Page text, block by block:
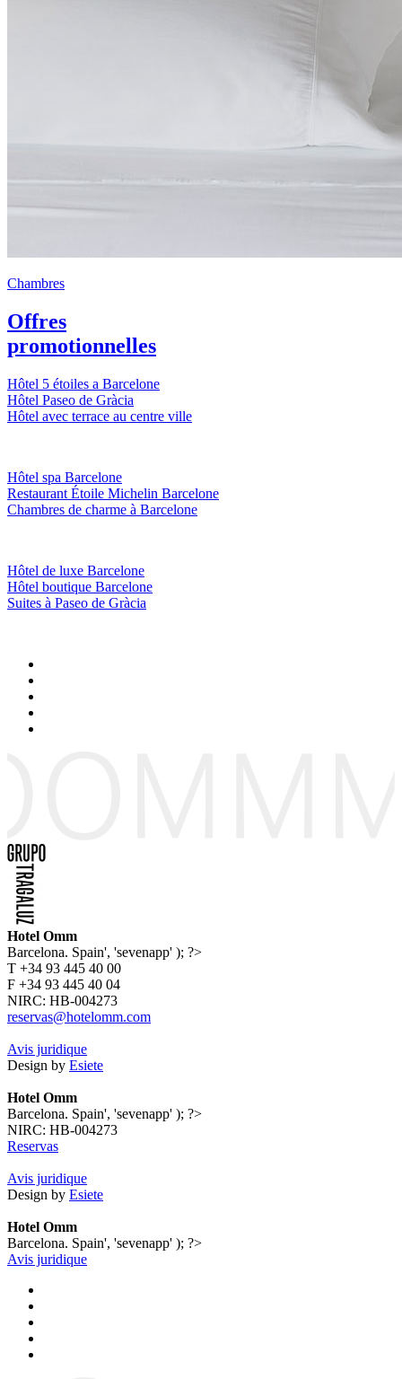
Chambres
Offres
promotionnelles
Hôtel 5 étoiles a Barcelone
Hôtel Paseo de Gràcia
Hôtel avec terrace au centre ville
Hôtel spa Barcelone
Restaurant Étoile Michelin Barcelone
Chambres de charme à Barcelone
Hôtel de luxe Barcelone
Hôtel boutique Barcelone
Suites à Paseo de Gràcia
Hotel Omm
Barcelona. Spain', 'sevenapp' ); ?>
T +34 93 445 40 00
F +34 93 445 40 04
NIRC: HB-004273
reservas@hotelomm.com
Avis juridique
Design by Esiete
Hotel Omm
Barcelona. Spain', 'sevenapp' ); ?>
NIRC: HB-004273
Reservas
Avis juridique
Design by Esiete
Hotel Omm
Barcelona. Spain', 'sevenapp' ); ?>
Avis juridique